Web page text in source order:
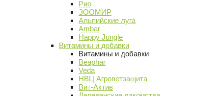
Рио
ЗООМИР
Альпийские луга
Ambar
Happy Jungle
Витамины и добавки
Витамины и добавки
Beaphar
Veda
НВЦ Агроветзащита
Вит-Актив